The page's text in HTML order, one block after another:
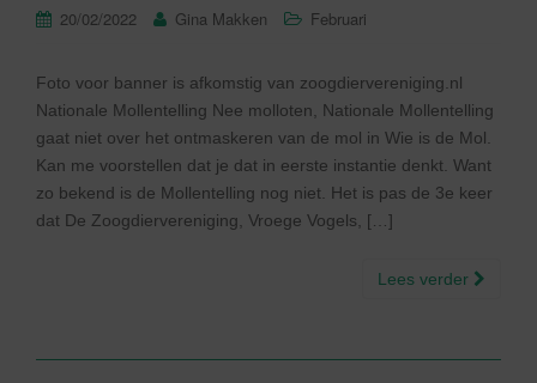
20/02/2022 Gina Makken Februari
Foto voor banner is afkomstig van zoogdiervereniging.nl
Nationale Mollentelling Nee molloten, Nationale Mollentelling
gaat niet over het ontmaskeren van de mol in Wie is de Mol.
Kan me voorstellen dat je dat in eerste instantie denkt. Want
zo bekend is de Mollentelling nog niet. Het is pas de 3e keer
dat De Zoogdiervereniging, Vroege Vogels, […]
Lees verder